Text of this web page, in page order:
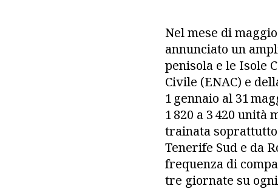
Nel mese di
annunciato un
penisola e le Isole
Civile (ENAC) e
1 gennaio al 31
1 820 a 3 420
trainata soprattutto
Tenerife Sud e da
frequenza di
tre giornate su